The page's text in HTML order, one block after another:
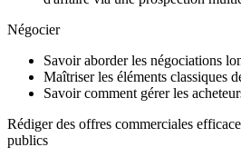
Négocier
Savoir aborder les négociations
Maîtriser les éléments classiques
Savoir comment gérer les
Rédiger des offres commerciales
publics